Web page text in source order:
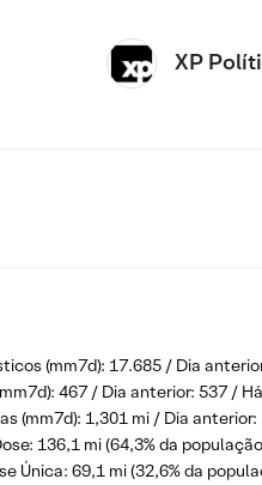
XP
(mm7d): 17.685 / Dia
467 / Dia anterior: 537 /
(mm7d): 1,301 mi / Dia
136,1 mi (64,3% da
Única: 69,1 mi (32,6% da